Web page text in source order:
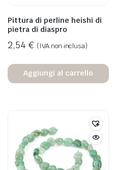
Pittura di perline heishi di
pietra di diaspro
2,54 € (IVA non inclusa)
Aggiungi al carrello